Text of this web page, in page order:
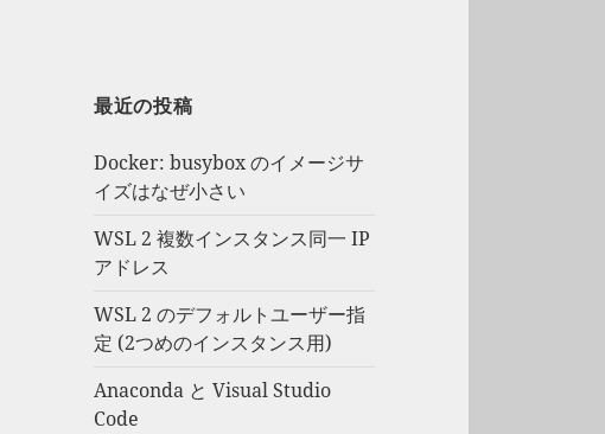
最近の投稿
Docker: busybox のイメージサ
イズはなぜ小さい
WSL 2 複数インスタンス同一 IP
アドレス
WSL 2 のデフォルトユーザー指
定 (2つめのインスタンス用)
Anaconda と Visual Studio
Code